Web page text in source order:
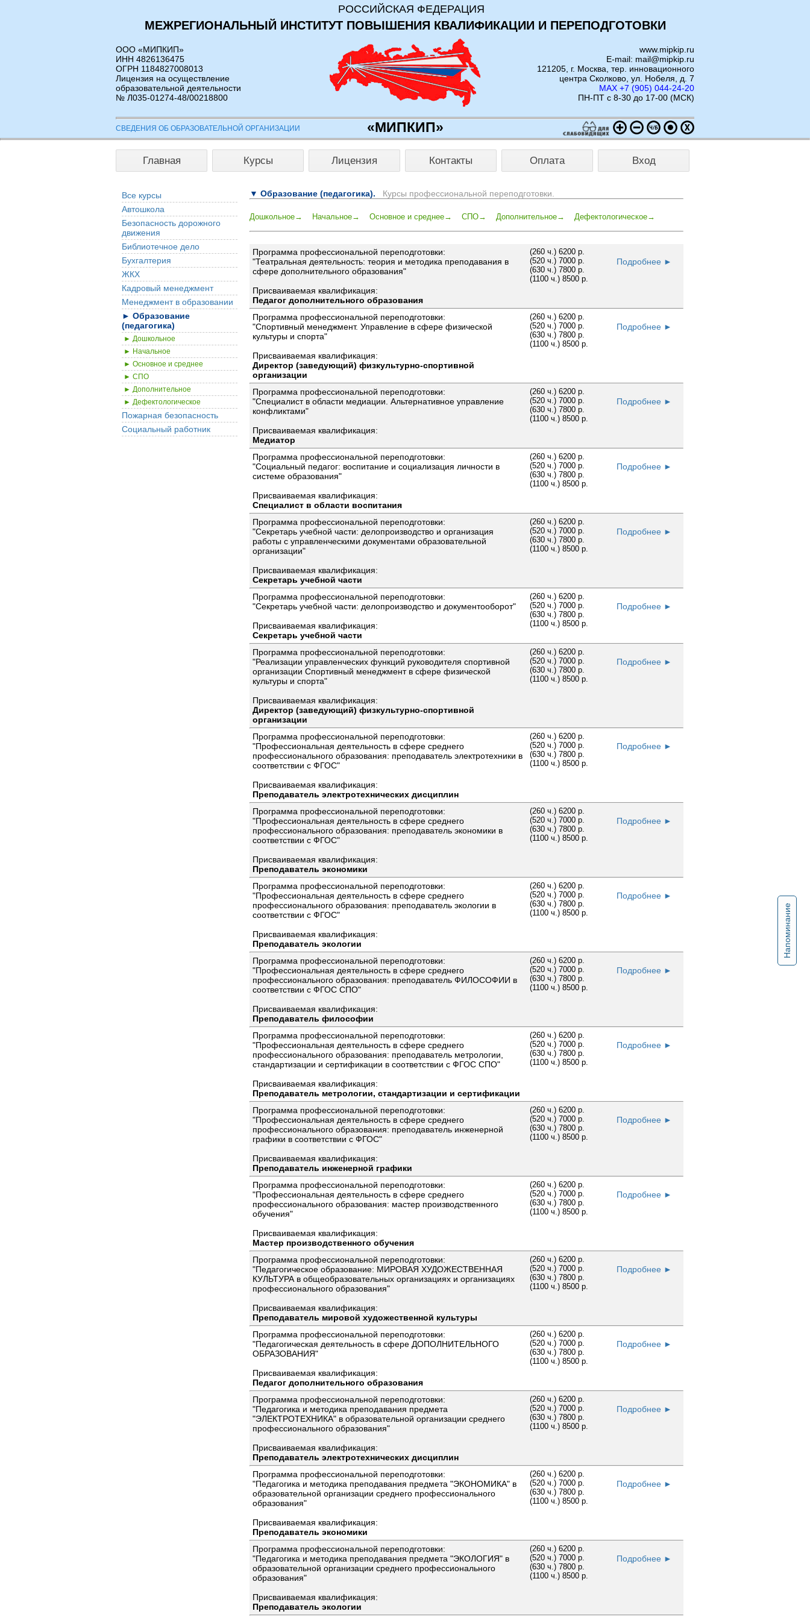
РОССИЙСКАЯ ФЕДЕРАЦИЯ
МЕЖРЕГИОНАЛЬНЫЙ ИНСТИТУТ ПОВЫШЕНИЯ КВАЛИФИКАЦИИ И ПЕРЕПОДГОТОВКИ
ООО «МИПКИП»
ИНН 4826136475
ОГРН 1184827008013
Лицензия на осуществление
образовательной деятельности
№ Л035-01274-48/00218800
www.mipkip.ru
E-mail: mail@mipkip.ru
121205, г. Москва, тер. инновационного
центра Сколково, ул. Нобеля, д. 7
MAX +7 (905) 044-24-20
ПН-ПТ с 8-30 до 17-00 (МСК)
СВЕДЕНИЯ ОБ ОБРАЗОВАТЕЛЬНОЙ ОРГАНИЗАЦИИ «МИПКИП»
Главная Курсы Лицензия Контакты Оплата Вход
Напоминание
Все курсы
Автошкола
Безопасность дорожного
движения
Библиотечное дело
Бухгалтерия
ЖКХ
Кадровый менеджмент
Менеджмент в образовании
► Образование
(педагогика)
► Дошкольное
► Начальное
► Основное и среднее
► СПО
► Дополнительное
► Дефектологическое
Пожарная безопасность
Социальный работник
▼ Образование (педагогика). Курсы профессиональной переподготовки.
Дошкольное→ Начальное→ Основное и среднее→ СПО→ Дополнительное→ Дефектологическое→
Программа профессиональной переподготовки:
"Театральная деятельность: теория и методика преподавания в
сфере дополнительного образования"
Присваиваемая квалификация:
Педагог дополнительного образования
(260 ч.) 6200 р.
(520 ч.) 7000 р.
(630 ч.) 7800 р.
(1100 ч.) 8500 р.
Подробнее ►
Программа профессиональной переподготовки:
"Спортивный менеджмент. Управление в сфере физической
культуры и спорта"
Присваиваемая квалификация:
Директор (заведующий) физкультурно-спортивной
организации
(260 ч.) 6200 р.
(520 ч.) 7000 р.
(630 ч.) 7800 р.
(1100 ч.) 8500 р.
Подробнее ►
Программа профессиональной переподготовки:
"Специалист в области медиации. Альтернативное управление
конфликтами"
Присваиваемая квалификация:
Медиатор
(260 ч.) 6200 р.
(520 ч.) 7000 р.
(630 ч.) 7800 р.
(1100 ч.) 8500 р.
Подробнее ►
Программа профессиональной переподготовки:
"Социальный педагог: воспитание и социализация личности в
системе образования"
Присваиваемая квалификация:
Специалист в области воспитания
(260 ч.) 6200 р.
(520 ч.) 7000 р.
(630 ч.) 7800 р.
(1100 ч.) 8500 р.
Подробнее ►
Программа профессиональной переподготовки:
"Секретарь учебной части: делопроизводство и организация
работы с управленческими документами образовательной
организации"
Присваиваемая квалификация:
Секретарь учебной части
(260 ч.) 6200 р.
(520 ч.) 7000 р.
(630 ч.) 7800 р.
(1100 ч.) 8500 р.
Подробнее ►
Программа профессиональной переподготовки:
"Секретарь учебной части: делопроизводство и документооборот"
Присваиваемая квалификация:
Секретарь учебной части
(260 ч.) 6200 р.
(520 ч.) 7000 р.
(630 ч.) 7800 р.
(1100 ч.) 8500 р.
Подробнее ►
Программа профессиональной переподготовки:
"Реализации управленческих функций руководителя спортивной
организации Спортивный менеджмент в сфере физической
культуры и спорта"
Присваиваемая квалификация:
Директор (заведующий) физкультурно-спортивной
организации
(260 ч.) 6200 р.
(520 ч.) 7000 р.
(630 ч.) 7800 р.
(1100 ч.) 8500 р.
Подробнее ►
Программа профессиональной переподготовки:
"Профессиональная деятельность в сфере среднего
профессионального образования: преподаватель электротехники в
соответствии с ФГОС"
Присваиваемая квалификация:
Преподаватель электротехнических дисциплин
(260 ч.) 6200 р.
(520 ч.) 7000 р.
(630 ч.) 7800 р.
(1100 ч.) 8500 р.
Подробнее ►
Программа профессиональной переподготовки:
"Профессиональная деятельность в сфере среднего
профессионального образования: преподаватель экономики в
соответствии с ФГОС"
Присваиваемая квалификация:
Преподаватель экономики
(260 ч.) 6200 р.
(520 ч.) 7000 р.
(630 ч.) 7800 р.
(1100 ч.) 8500 р.
Подробнее ►
Программа профессиональной переподготовки:
"Профессиональная деятельность в сфере среднего
профессионального образования: преподаватель экологии в
соответствии с ФГОС"
Присваиваемая квалификация:
Преподаватель экологии
(260 ч.) 6200 р.
(520 ч.) 7000 р.
(630 ч.) 7800 р.
(1100 ч.) 8500 р.
Подробнее ►
Программа профессиональной переподготовки:
"Профессиональная деятельность в сфере среднего
профессионального образования: преподаватель ФИЛОСОФИИ в
соответствии с ФГОС СПО"
Присваиваемая квалификация:
Преподаватель философии
(260 ч.) 6200 р.
(520 ч.) 7000 р.
(630 ч.) 7800 р.
(1100 ч.) 8500 р.
Подробнее ►
Программа профессиональной переподготовки:
"Профессиональная деятельность в сфере среднего
профессионального образования: преподаватель метрологии,
стандартизации и сертификации в соответствии с ФГОС СПО"
Присваиваемая квалификация:
Преподаватель метрологии, стандартизации и сертификации
(260 ч.) 6200 р.
(520 ч.) 7000 р.
(630 ч.) 7800 р.
(1100 ч.) 8500 р.
Подробнее ►
Программа профессиональной переподготовки:
"Профессиональная деятельность в сфере среднего
профессионального образования: преподаватель инженерной
графики в соответствии с ФГОС"
Присваиваемая квалификация:
Преподаватель инженерной графики
(260 ч.) 6200 р.
(520 ч.) 7000 р.
(630 ч.) 7800 р.
(1100 ч.) 8500 р.
Подробнее ►
Программа профессиональной переподготовки:
"Профессиональная деятельность в сфере среднего
профессионального образования: мастер производственного
обучения"
Присваиваемая квалификация:
Мастер производственного обучения
(260 ч.) 6200 р.
(520 ч.) 7000 р.
(630 ч.) 7800 р.
(1100 ч.) 8500 р.
Подробнее ►
Программа профессиональной переподготовки:
"Педагогическое образование: МИРОВАЯ ХУДОЖЕСТВЕННАЯ
КУЛЬТУРА в общеобразовательных организациях и организациях
профессионального образования"
Присваиваемая квалификация:
Преподаватель мировой художественной культуры
(260 ч.) 6200 р.
(520 ч.) 7000 р.
(630 ч.) 7800 р.
(1100 ч.) 8500 р.
Подробнее ►
Программа профессиональной переподготовки:
"Педагогическая деятельность в сфере ДОПОЛНИТЕЛЬНОГО
ОБРАЗОВАНИЯ"
Присваиваемая квалификация:
Педагог дополнительного образования
(260 ч.) 6200 р.
(520 ч.) 7000 р.
(630 ч.) 7800 р.
(1100 ч.) 8500 р.
Подробнее ►
Программа профессиональной переподготовки:
"Педагогика и методика преподавания предмета
"ЭЛЕКТРОТЕХНИКА" в образовательной организации среднего
профессионального образования"
Присваиваемая квалификация:
Преподаватель электротехнических дисциплин
(260 ч.) 6200 р.
(520 ч.) 7000 р.
(630 ч.) 7800 р.
(1100 ч.) 8500 р.
Подробнее ►
Программа профессиональной переподготовки:
"Педагогика и методика преподавания предмета "ЭКОНОМИКА" в
образовательной организации среднего профессионального
образования"
Присваиваемая квалификация:
Преподаватель экономики
(260 ч.) 6200 р.
(520 ч.) 7000 р.
(630 ч.) 7800 р.
(1100 ч.) 8500 р.
Подробнее ►
Программа профессиональной переподготовки:
"Педагогика и методика преподавания предмета "ЭКОЛОГИЯ" в
образовательной организации среднего профессионального
образования"
Присваиваемая квалификация:
Преподаватель экологии
(260 ч.) 6200 р.
(520 ч.) 7000 р.
(630 ч.) 7800 р.
(1100 ч.) 8500 р.
Подробнее ►